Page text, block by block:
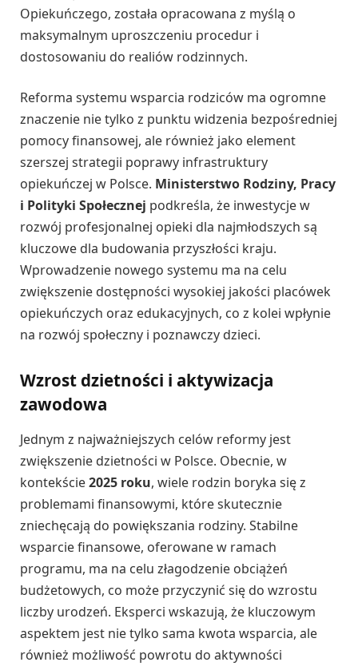
Opiekuńczego, została opracowana z myślą o
maksymalnym uproszczeniu procedur i
dostosowaniu do realiów rodzinnych.
Reforma systemu wsparcia rodziców ma ogromne
znaczenie nie tylko z punktu widzenia bezpośredniej
pomocy finansowej, ale również jako element
szerszej strategii poprawy infrastruktury
opiekuńczej w Polsce. Ministerstwo Rodziny, Pracy
i Polityki Społecznej podkreśla, że inwestycje w
rozwój profesjonalnej opieki dla najmłodszych są
kluczowe dla budowania przyszłości kraju.
Wprowadzenie nowego systemu ma na celu
zwiększenie dostępności wysokiej jakości placówek
opiekuńczych oraz edukacyjnych, co z kolei wpłynie
na rozwój społeczny i poznawczy dzieci.
Wzrost dzietności i aktywizacja
zawodowa
Jednym z najważniejszych celów reformy jest
zwiększenie dzietności w Polsce. Obecnie, w
kontekście2025 roku, wiele rodzin boryka się z
problemami finansowymi, które skutecznie
zniechęcają do powiększania rodziny. Stabilne
wsparcie finansowe, oferowane w ramach
programu, ma na celu złagodzenie obciążeń
budżetowych, co może przyczynić się do wzrostu
liczby urodzeń. Eksperci wskazują, że kluczowym
aspektem jest nie tylko sama kwota wsparcia, ale
również możliwość powrotu do aktywności